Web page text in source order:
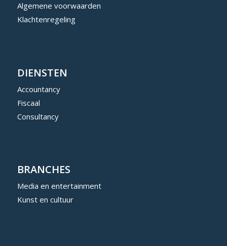
Algemene voorwaarden
Klachtenregeling
DIENSTEN
Accountancy
Fiscaal
Consultancy
BRANCHES
Media en entertainment
Kunst en cultuur